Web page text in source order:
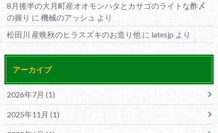
8月後半の大月町産オオモンハタとカサゴのライトな酢〆
の握り に 機械のアッシュ より
松田川 産晩秋のヒラスズキのお造り他に latesjp より
アーカイブ
2026年7月 (1)
2025年11月 (1)